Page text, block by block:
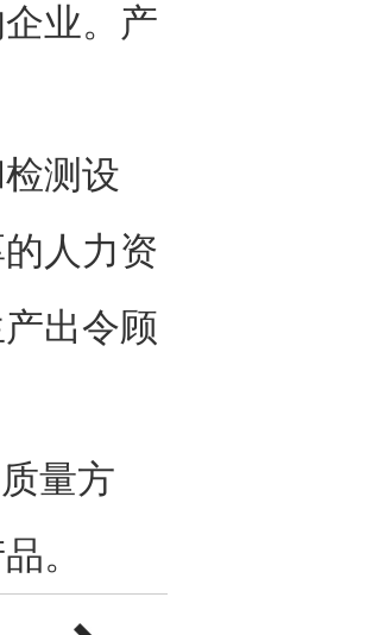
业。产
测设
人力资
出令顾
量方
。